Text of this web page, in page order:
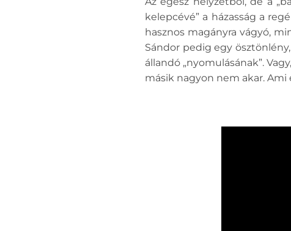
kelepcévé” a házasság a
hasznos magányra vágyó,
Sándor pedig egy
állandó „nyomulásának”.
másik nagyon nem akar.